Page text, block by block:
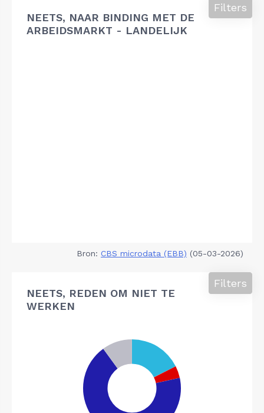
NEETS, NAAR BINDING MET DE
ARBEIDSMARKT - LANDELIJK
Filters
Bron: CBS microdata (EBB) (05-03-2026)
NEETS, REDEN OM NIET TE
WERKEN
Filters